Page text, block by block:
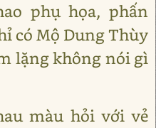
phụ họa, phấn
có Mộ Dung Thùy
lặng không nói gì
màu hỏi với vẻ